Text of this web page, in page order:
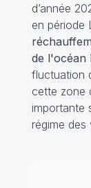
d’année
en période
de l'océan
fluctuation
cette zone
importante
régime des